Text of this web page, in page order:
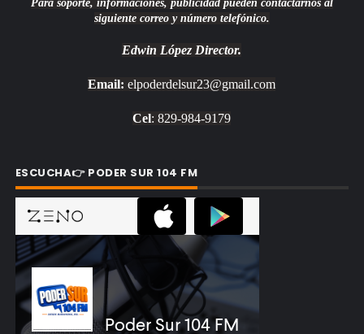
Para soporte, informaciones, publicidad pueden contactarnos al
siguiente correo y número telefónico.
Edwin López Director.
Email: elpoderdelsur23@gmail.com
Cel: 829-984-9179
ESCUCHA👉 PODER SUR 104 FM